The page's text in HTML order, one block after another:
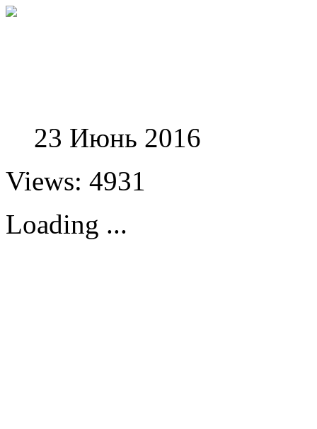
23 Июнь 2016
Views: 4931
Loading ...